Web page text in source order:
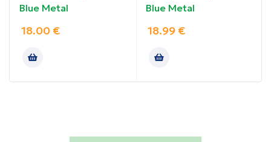
Blue Metal
18.00 €
Blue Metal
18.99 €